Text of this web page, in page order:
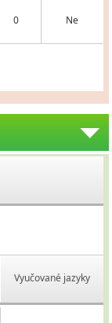
0 Ne
Vyučované jazyky